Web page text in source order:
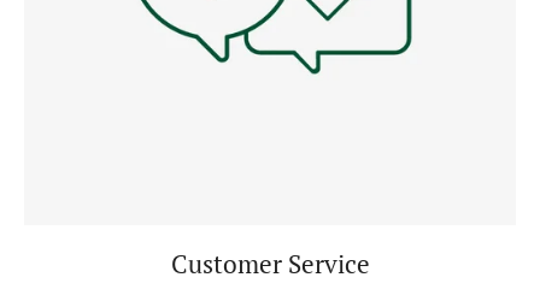
Customer Service